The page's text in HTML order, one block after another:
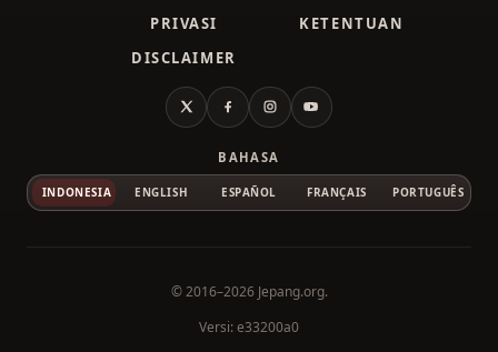
PRIVASI
KETENTUAN
DISCLAIMER
X FacebookInstagramYouTube
BAHASA
INDONESIA ENGLISH ESPAÑOL FRANÇAIS PORTUGUÊS
© 2016–2026 Jepang.org.
Versi: e33200a0